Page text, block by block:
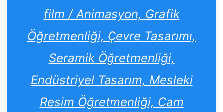
film / Animasyon, Grafik
Öğretmenliği, Çevre Tasarımı,
Seramik Öğretmenliği,
Endüstriyel Tasarım, Mesleki
Resim Öğretmenliği, Cam